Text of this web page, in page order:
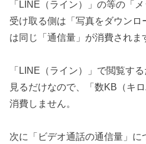
「LINE（ライン）」の等の「
受け取る側は「写真をダウンロ
は同じ「通信量」が消費されま
「LINE（ライン）」で閲覧す
見るだけなので、「数KB（キ
消費しません。
次に「ビデオ通話の通信量」に